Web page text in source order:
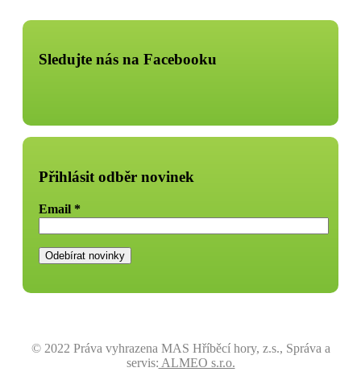
Sledujte nás na Facebooku
Přihlásit odběr novinek
Email *
© 2022 Práva vyhrazena MAS Hříběcí hory, z.s., Správa a
servis: ALMEO s.r.o.